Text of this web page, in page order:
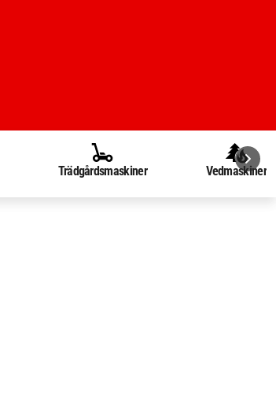
Trädgårdsmaskiner Vedmaskiner